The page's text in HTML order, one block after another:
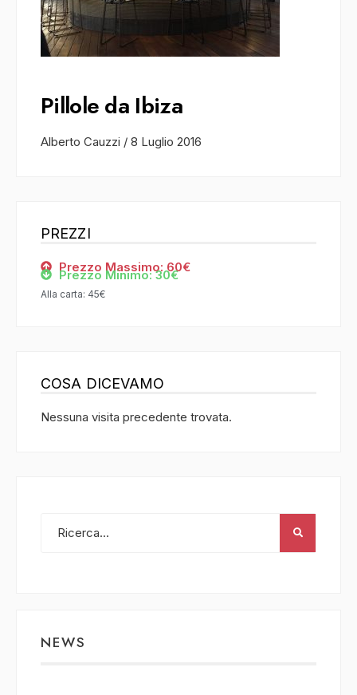
Pillole da Ibiza
Alberto Cauzzi / 8 Luglio 2016
PREZZI
Prezzo Massimo: 60€
Prezzo Minimo: 30€
Alla carta: 45€
COSA DICEVAMO
Nessuna visita precedente trovata.
NEWS